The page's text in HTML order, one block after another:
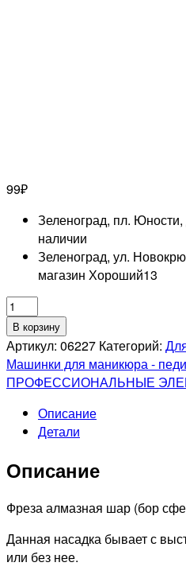
99₽
Зеленоград, пл.
наличии
Зеленоград, ул.
магазин Хороший13
Количество
товара
Фреза
алмазная
806
524
021
(Шар)
В корзину
Артикул: 06227 Категорий:
Машинки для маникюра -
ПРОФЕССИОНАЛЬНЫЕ
Описание
Детали
Описание
Фреза алмазная шар (бор
Данная насадка бывает с
или без нее.